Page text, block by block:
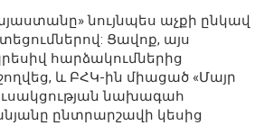
նույնպես աչքի ընկավ
Ցավոք, այս
հարձակումներից
և ԲՀԿ-ին միացած «Մայր
նախագահ
ընտրարշավի կեսից